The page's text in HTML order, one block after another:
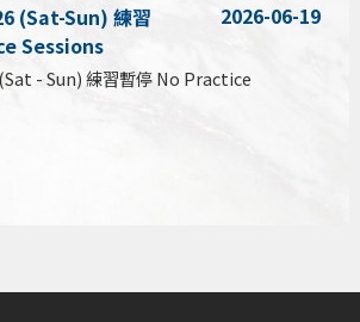
(Sat-Sun) 練習
Sessions
2026-06-19
- Sun) 練習暫停 No Practice